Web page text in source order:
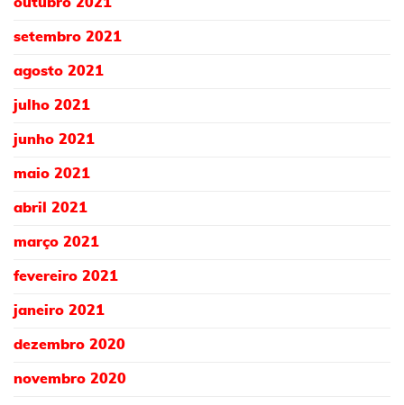
setembro 2021
agosto 2021
julho 2021
junho 2021
maio 2021
abril 2021
março 2021
fevereiro 2021
janeiro 2021
dezembro 2020
novembro 2020